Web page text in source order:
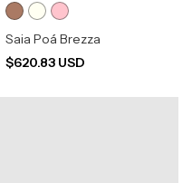
Saia Poá Brezza
$620.83 USD